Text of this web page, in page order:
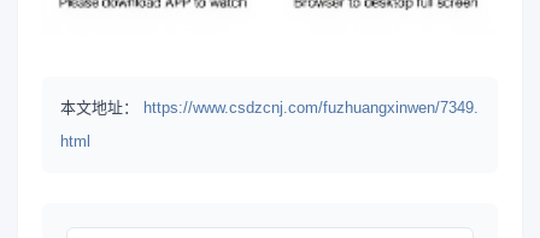
本文地址：
https://www.csdzcnj.com/fuzhuangxinwen/7349.
html